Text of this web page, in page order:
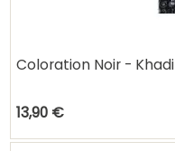
Coloration Noir - Khadi
13,90 €